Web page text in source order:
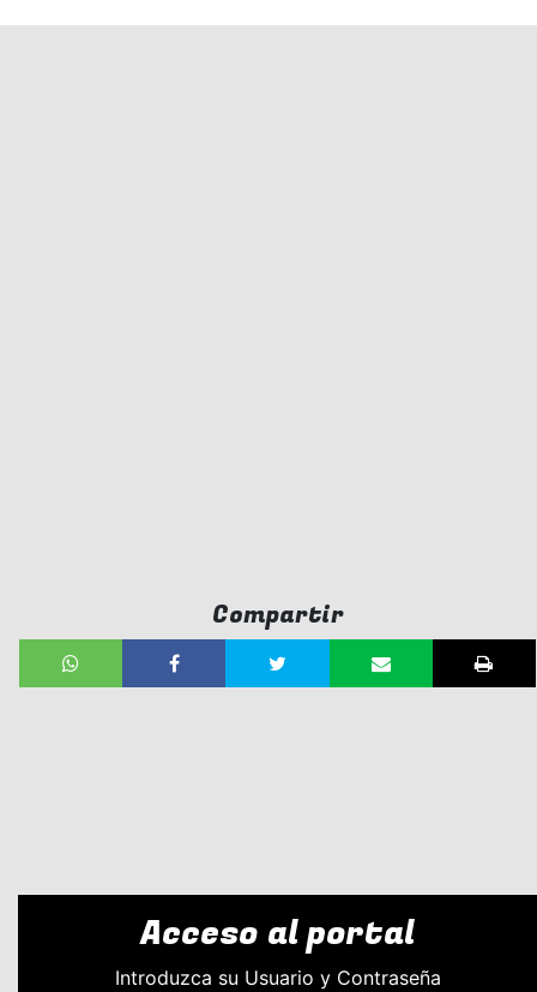
Compartir
Acceso al portal
Introduzca su Usuario y Contraseña